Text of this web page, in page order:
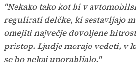
"Nekako tako kot bi v
regulirati delčke, ki sestavljajo
omejiti največje dovoljene
pristop. Ljudje morajo vedeti, v
se bo nekaj uporabljalo."